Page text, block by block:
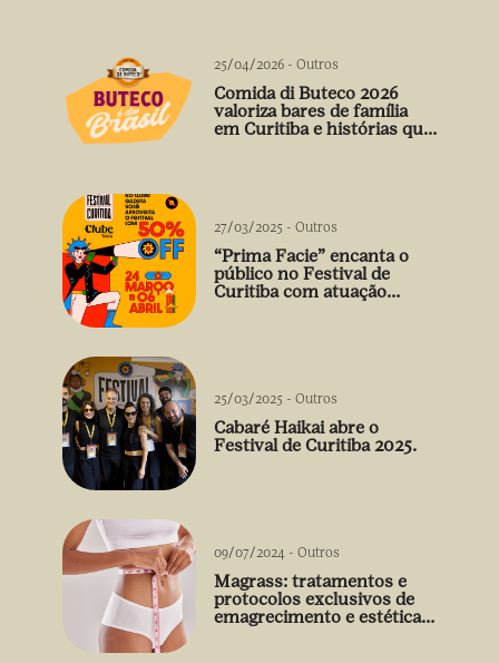
25/04/2026 - Outros
Comida di Buteco 2026
valoriza bares de família
em Curitiba e histórias que
27/03/2025 - Outros
“Prima Facie” encanta o
público no Festival de
Curitiba com atuação
25/03/2025 - Outros
Cabaré Haikai abre o
Festival de Curitiba 2025.
09/07/2024 - Outros
Magrass: tratamentos e
protocolos exclusivos de
emagrecimento e estética